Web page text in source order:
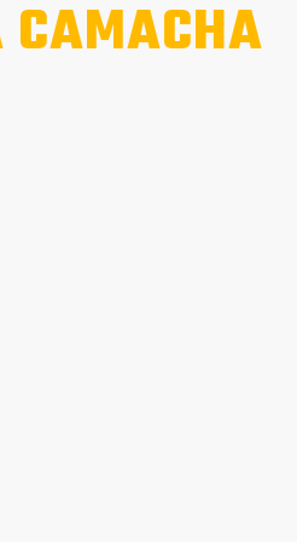
CAMACHA